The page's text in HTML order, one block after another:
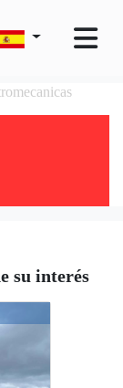
su interés